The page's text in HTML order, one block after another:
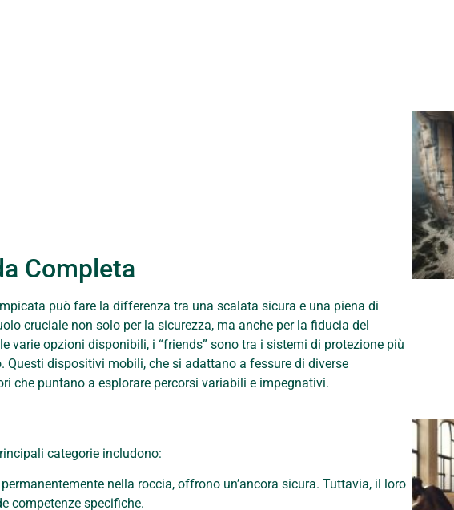
Completa
può fare la differenza tra una scalata sicura e una piena di
cruciale non solo per la sicurezza, ma anche per la fiducia del
varie opzioni disponibili, i “friends” sono tra i sistemi di protezione più
Questi dispositivi mobili, che si adattano a fessure di diverse
che puntano a esplorare percorsi variabili e impegnativi.
categorie includono:
nella roccia, offrono un’ancora sicura. Tuttavia, il loro
competenze specifiche.